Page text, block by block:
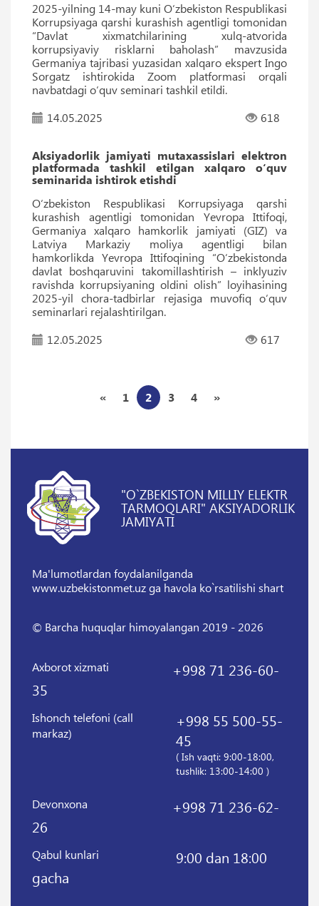
2025-yilning 14-may kuni O‘zbekiston Respublikasi
Korrupsiyaga qarshi kurashish agentligi tomonidan
“Davlat xixmatchilarining xulq-atvorida
korrupsiyaviy risklarni baholash” mavzusida
Germaniya tajribasi yuzasidan xalqaro ekspert Ingo
Sorgatz ishtirokida Zoom platformasi orqali
navbatdagi o‘quv seminari tashkil etildi.
14.05.2025
618
Aksiyadorlik jamiyati mutaxassislari elektron
platformada tashkil etilgan xalqaro o‘quv
seminarida ishtirok etishdi
O‘zbekiston Respublikasi Korrupsiyaga qarshi
kurashish agentligi tomonidan Yevropa Ittifoqi,
Germaniya xalqaro hamkorlik jamiyati (GIZ) va
Latviya Markaziy moliya agentligi bilan
hamkorlikda Yevropa Ittifoqining “O‘zbekistonda
davlat boshqaruvini takomillashtirish – inklyuziv
ravishda korrupsiyaning oldini olish” loyihasining
2025-yil chora-tadbirlar rejasiga muvofiq o‘quv
seminarlari rejalashtirilgan.
12.05.2025
617
« 1 2 3 4 »
"O`ZBEKISTON MILLIY ELEKTR
TARMOQLARI" AKSIYADORLIK
JAMIYATI
Ma'lumotlardan foydalanilganda
www.uzbekistonmet.uz ga havola ko`rsatilishi shart
© Barcha huquqlar himoyalangan 2019 - 2026
Axborot xizmati
+998 71 236-60-
35
Ishonch telefoni (call
markaz)
+998 55 500-55-
45
( Ish vaqti: 9:00-18:00,
tushlik: 13:00-14:00 )
Devonxona
+998 71 236-62-
26
Qabul kunlari
9:00 dan 18:00
gacha